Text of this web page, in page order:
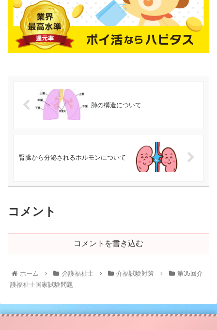
肺の構造について
腎臓から分泌されるホルモンについて
コメント
コメントを書き込む
ホーム 介護福祉士 介福試験対策
第35回介
護福祉士国家試験問題